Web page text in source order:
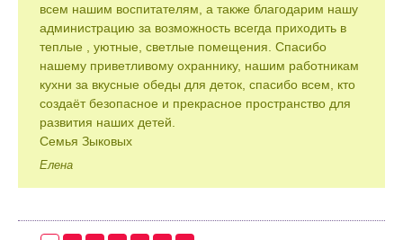
всем нашим воспитателям, а также благодарим нашу
администрацию за возможность всегда приходить в
теплые , уютные, светлые помещения. Спасибо
нашему приветливому охраннику, нашим работникам
кухни за вкусные обеды для деток, спасибо всем, кто
создаёт безопасное и прекрасное пространство для
развития наших детей.
Семья Зыковых
Елена